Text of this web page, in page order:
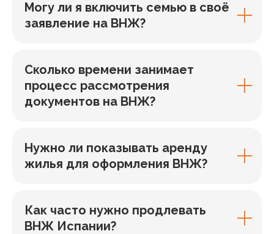
Могу ли я включить семью в своё
заявление на ВНЖ?
Сколько времени занимает
процесс рассмотрения
документов на ВНЖ?
Нужно ли показывать аренду
жилья для оформления ВНЖ?
Как часто нужно продлевать
ВНЖ Испании?